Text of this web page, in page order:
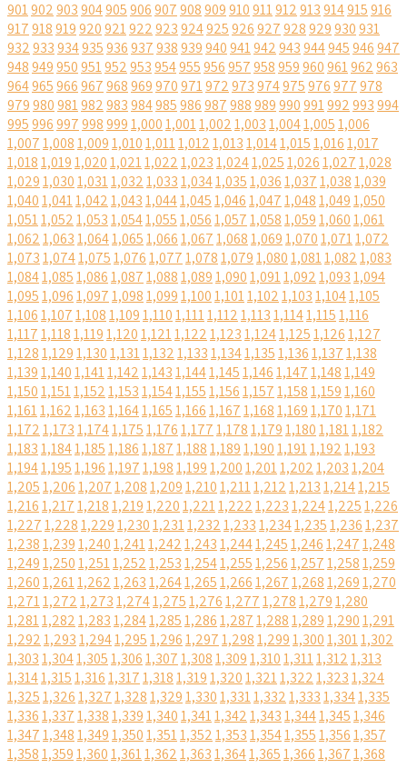
901902903904905906907908909910911912913914915916
917918919920921922923924925926927928929930931
932933934935936937938939940941942943944945946947
948949950951952953954955956957958959960961962963
964965966967968969970971972973974975976977978
979980981982983984985986987988989990991992993994
9959969979989991,0001,0011,0021,0031,0041,0051,006
1,0071,0081,0091,0101,0111,0121,0131,0141,0151,0161,017
1,0181,0191,0201,0211,0221,0231,0241,0251,0261,0271,028
1,0291,0301,0311,0321,0331,0341,0351,0361,0371,0381,039
1,0401,0411,0421,0431,0441,0451,0461,0471,0481,0491,050
1,0511,0521,0531,0541,0551,0561,0571,0581,0591,0601,061
1,0621,0631,0641,0651,0661,0671,0681,0691,0701,0711,072
1,0731,0741,0751,0761,0771,0781,0791,0801,0811,0821,083
1,0841,0851,0861,0871,0881,0891,0901,0911,0921,0931,094
1,0951,0961,0971,0981,0991,1001,1011,1021,1031,1041,105
1,1061,1071,1081,1091,1101,1111,1121,1131,1141,1151,116
1,1171,1181,1191,1201,1211,1221,1231,1241,1251,1261,127
1,1281,1291,1301,1311,1321,1331,1341,1351,1361,1371,138
1,1391,1401,1411,1421,1431,1441,1451,1461,1471,1481,149
1,1501,1511,1521,1531,1541,1551,1561,1571,1581,1591,160
1,1611,1621,1631,1641,1651,1661,1671,1681,1691,1701,171
1,1721,1731,1741,1751,1761,1771,1781,1791,1801,1811,182
1,1831,1841,1851,1861,1871,1881,1891,1901,1911,1921,193
1,1941,1951,1961,1971,1981,1991,2001,2011,2021,2031,204
1,2051,2061,2071,2081,2091,2101,2111,2121,2131,2141,215
1,2161,2171,2181,2191,2201,2211,2221,2231,2241,2251,226
1,2271,2281,2291,2301,2311,2321,2331,2341,2351,2361,237
1,2381,2391,2401,2411,2421,2431,2441,2451,2461,2471,248
1,2491,2501,2511,2521,2531,2541,2551,2561,2571,2581,259
1,2601,2611,2621,2631,2641,2651,2661,2671,2681,2691,270
1,2711,2721,2731,2741,2751,2761,2771,2781,2791,280
1,2811,2821,2831,2841,2851,2861,2871,2881,2891,2901,291
1,2921,2931,2941,2951,2961,2971,2981,2991,3001,3011,302
1,3031,3041,3051,3061,3071,3081,3091,3101,3111,3121,313
1,3141,3151,3161,3171,3181,3191,3201,3211,3221,3231,324
1,3251,3261,3271,3281,3291,3301,3311,3321,3331,3341,335
1,3361,3371,3381,3391,3401,3411,3421,3431,3441,3451,346
1,3471,3481,3491,3501,3511,3521,3531,3541,3551,3561,357
1,3581,3591,3601,3611,3621,3631,3641,3651,3661,3671,368